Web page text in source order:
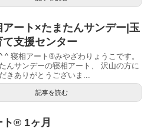
アート×たまたんサンデー|玉
て支援センター
^ 寝相アート®︎みやざわりょうこです。
んサンデーの寝相アート、 沢山の方に
きありがとうございま...
記事を読む
® 1ヶ月